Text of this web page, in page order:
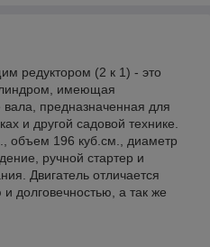
редуктором (2 к 1) - это
имеющая
предназначенная для
и другой садовой технике.
объем 196 куб.см., диаметр
ручной стартер и
Двигатель отличается
долговечностью, а так же